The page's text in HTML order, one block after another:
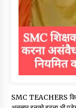
SMC TEACHERS कि